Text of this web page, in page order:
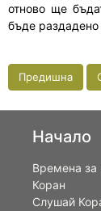
отново ще
бъде
Предишна
Начало
Времена за
Коран
Слушай